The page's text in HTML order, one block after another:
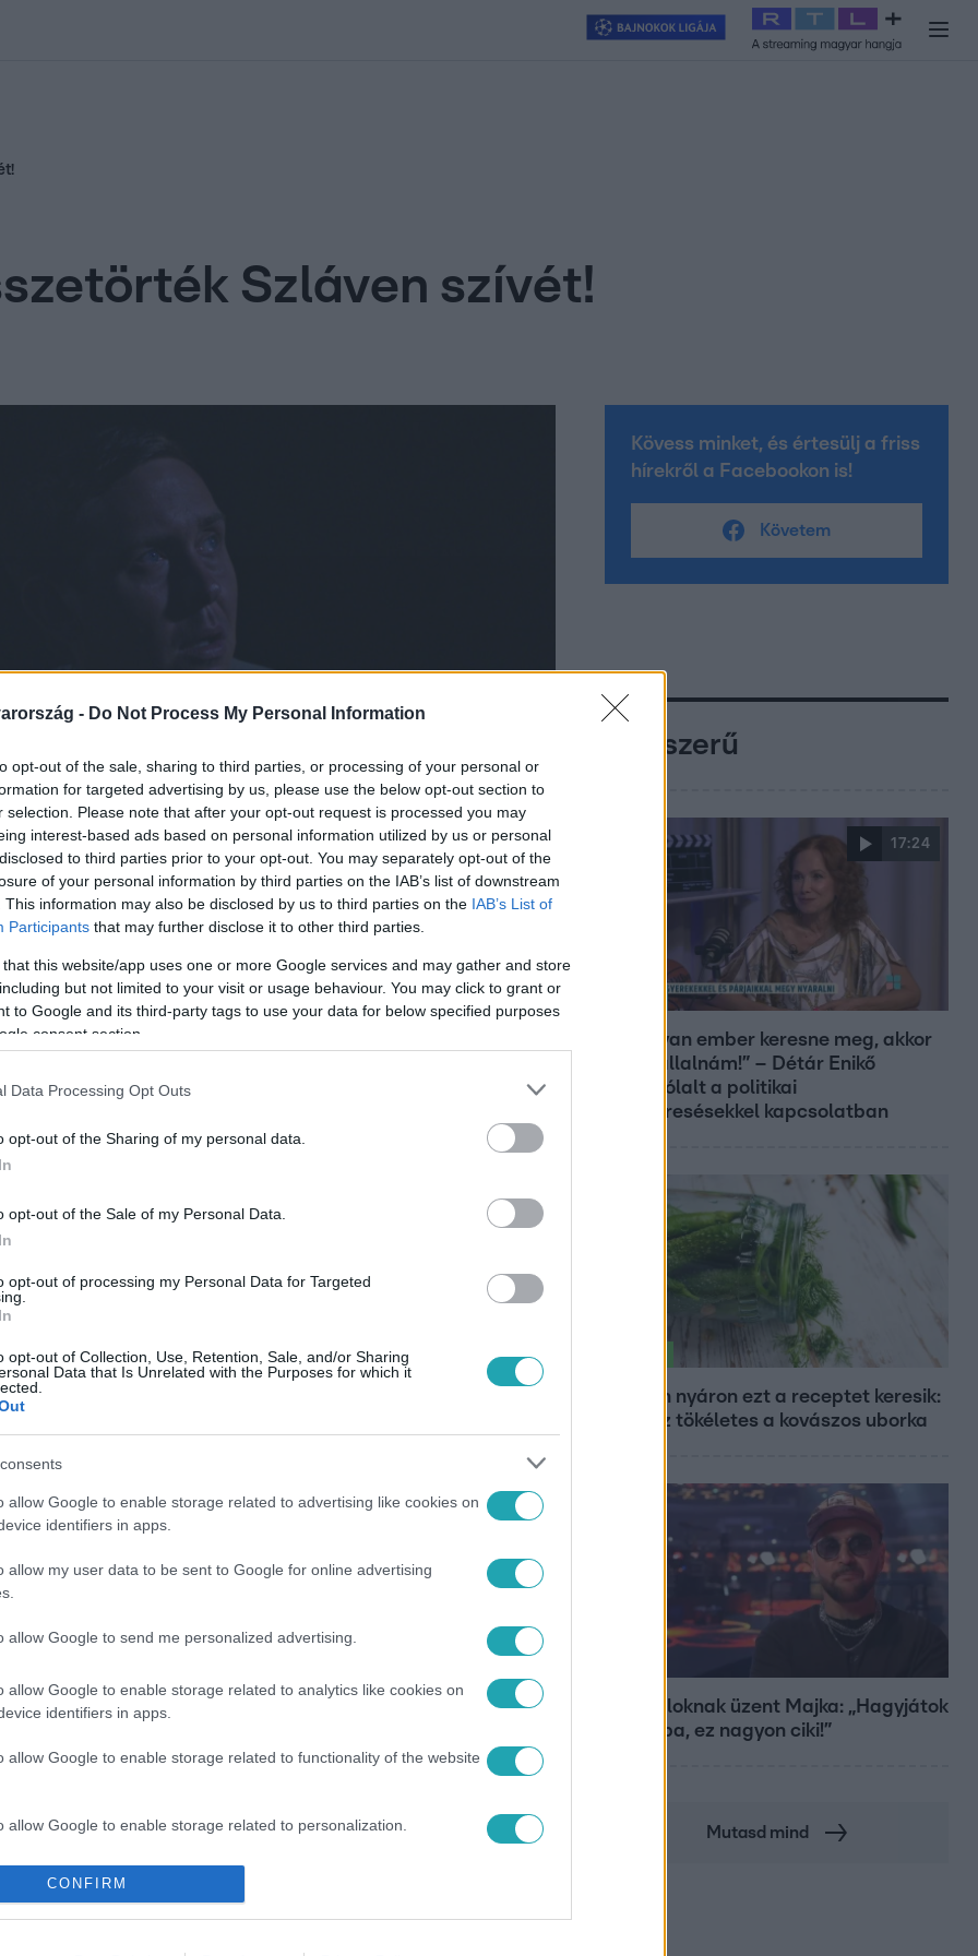
- Do Not Process My Personal Information
opt-out of the sale, sharing to third parties, or processing of your personal or
for targeted advertising by us, please use the below opt-out section to
selection. Please note that after your opt-out request is processed you may
interest-based ads based on personal information utilized by us or personal
to third parties prior to your opt-out. You may separately opt-out of the
of your personal information by third parties on the IAB’s list of downstream
This information may also be disclosed by us to third parties on the IAB’s List of
Participants that may further disclose it to other third parties.
that this website/app uses one or more Google services and may gather and store
but not limited to your visit or usage behaviour. You may click to grant or
to Google and its third-party tags to use your data for below specified purposes
consent section.
Data Processing Opt Outs
opt-out of the Sharing of my personal data.
opt-out of the Sale of my Personal Data.
opt-out of processing my Personal Data for Targeted
opt-out of Collection, Use, Retention, Sale, and/or Sharing
Data that Is Unrelated with the Purposes for which it
allow Google to enable storage related to advertising like cookies on
identifiers in apps.
allow my user data to be sent to Google for online advertising
allow Google to send me personalized advertising.
allow Google to enable storage related to analytics like cookies on
identifiers in apps.
allow Google to enable storage related to functionality of the website
allow Google to enable storage related to personalization.
allow Google to enable storage related to security, including
functionality and fraud prevention, and other user protection.
CONFIRM
Exek csatája 2026 Celeb vagyok, ments ki innen
Szláven szívét!
sosem láttuk Szlávent...
legyen a Google-találatokban!
#EMLÉKEZETES PILLANAT #SZERELEM
RTL KLUB RTL
Kövess minket, és értesülj a friss
hírekről a Facebookon is!
Követem
Népszerű
17:24
„Ha olyan ember keresne meg, akkor
sem vállalnám!” – Détár Enikő
megszólalt a politikai
megkeresésekkel kapcsolatban
Minden nyáron ezt a receptet keresik:
így lesz tökéletes a kovászos uborka
A fiataloknak üzent Majka: „Hagyjátok
ezt abba, ez nagyon ciki!”
Mutasd mind